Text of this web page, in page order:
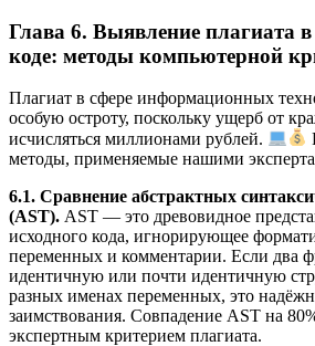
Глава 6. Выявление плагиата
коде: методы компьютерной
Плагиат в сфере информационных
особую остроту, поскольку ущерб от
исчисляться миллионами рублей.
методы, применяемые нашими
6.1. Сравнение абстрактных
(AST). AST — это древовидное
исходного кода, игнорирующее
переменных и комментарии. Если два
идентичную или почти идентичную
разных именах переменных, это
заимствования. Совпадение AST на
экспертным критерием плагиата.